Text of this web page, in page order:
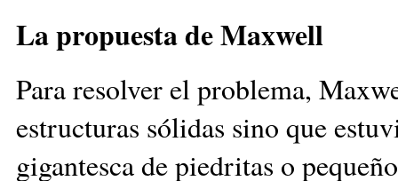
La propuesta de Maxwell
Para resolver el problema,
estructuras sólidas sino que
gigantesca de piedritas o